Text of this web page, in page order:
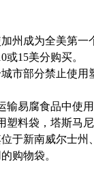
成为全美第一
15美分购买。
市部分禁止使用
腐食品中使
料袋，塔斯马
新南威尔士州
购物袋。